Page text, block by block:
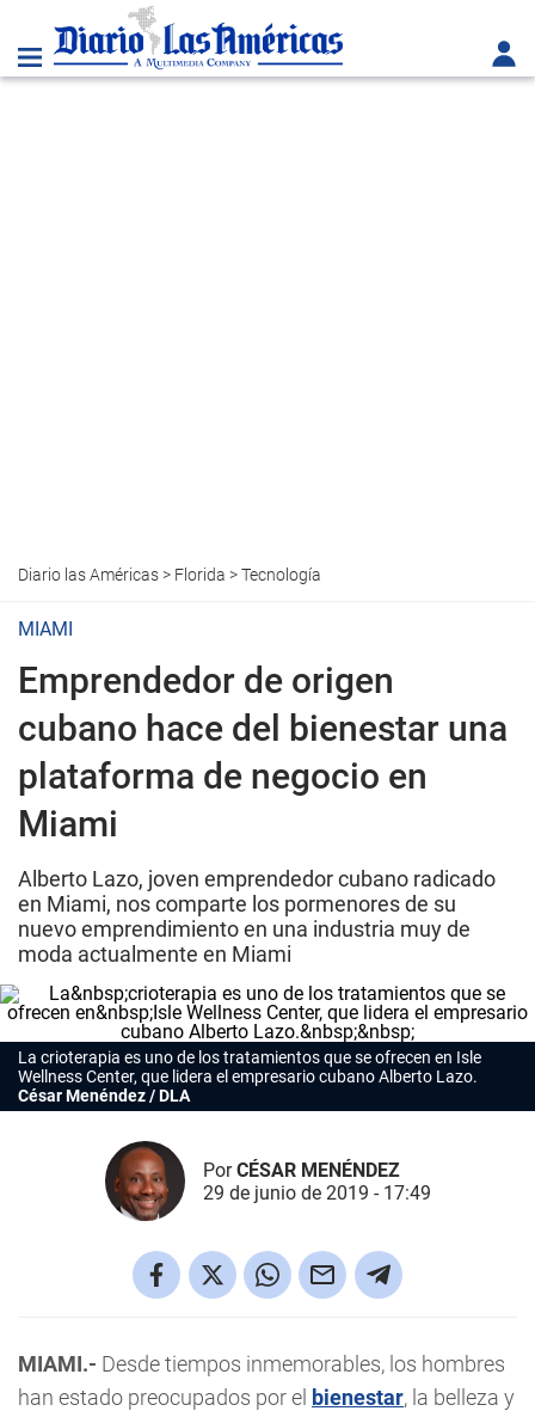
Diario las Américas> Florida >Tecnología
MIAMI
Emprendedor de origen
cubano hace del bienestar una
plataforma de negocio en
Miami
Alberto Lazo, joven emprendedor cubano radicado
en Miami, nos comparte los pormenores de su
nuevo emprendimiento en una industria muy de
moda actualmente en Miami
La crioterapia es uno de los tratamientos que se ofrecen en Isle
Wellness Center, que lidera el empresario cubano Alberto Lazo.
César Menéndez / DLA
PorCÉSAR MENÉNDEZ
29 de junio de 2019 - 17:49
MIAMI.- Desde tiempos inmemorables, los hombres
han estado preocupados por el bienestar, la belleza y